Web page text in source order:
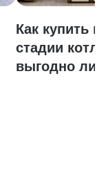
Как купить
стадии
выгодно ли